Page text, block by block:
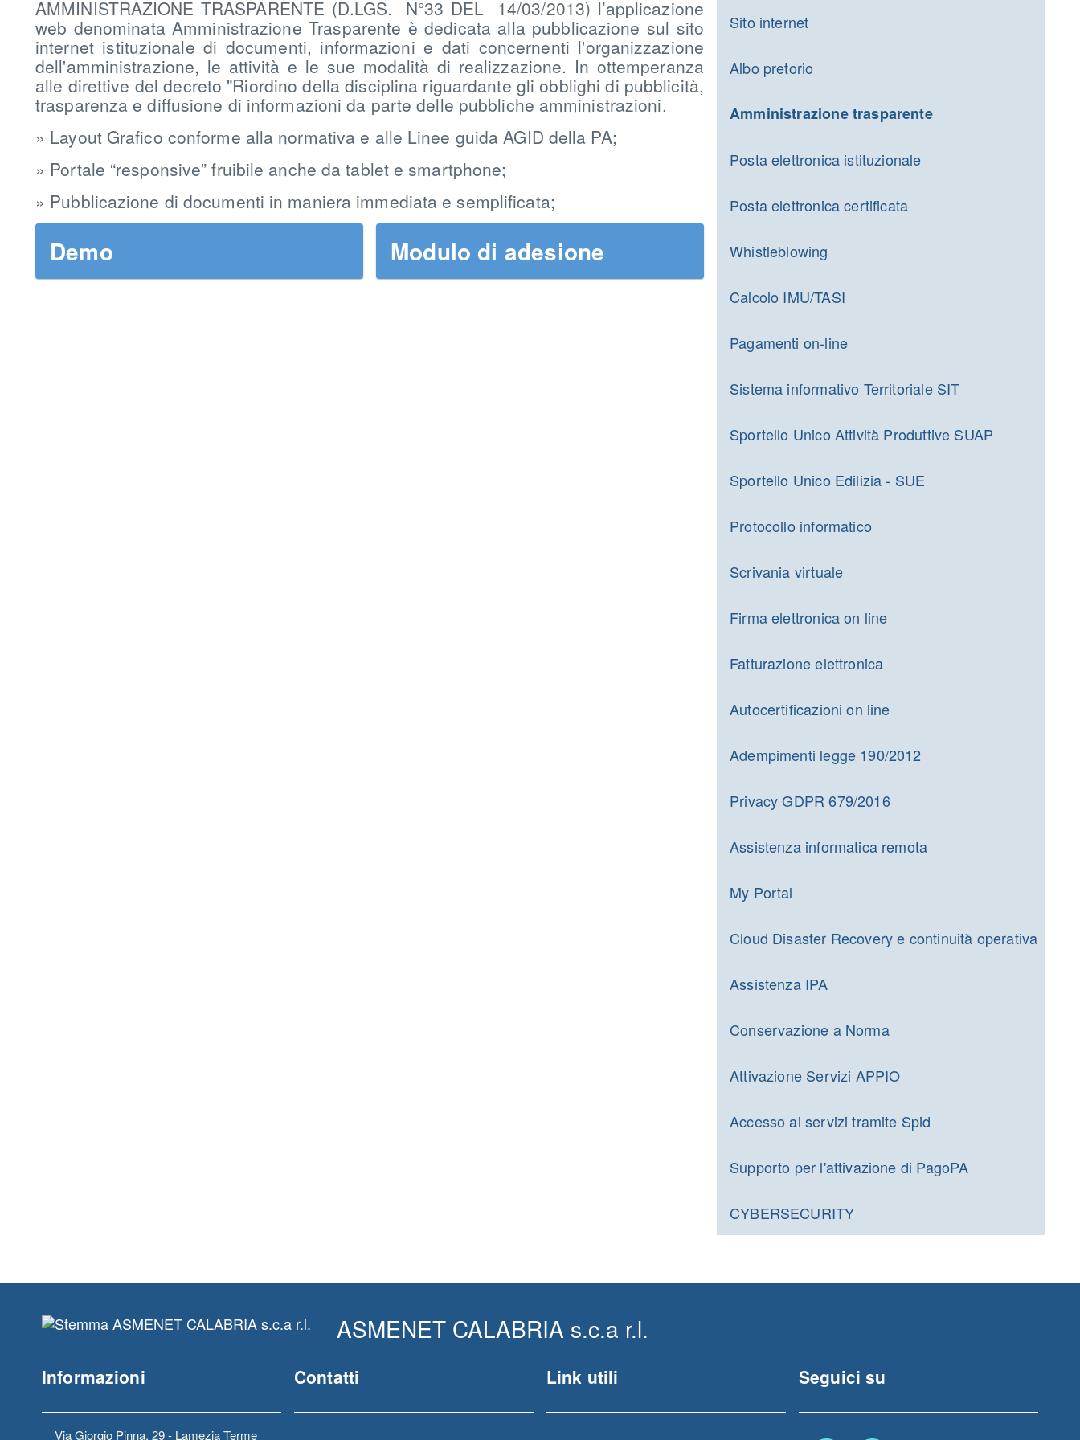
AMMINISTRAZIONE TRASPARENTE (D.LGS. N°33 DEL 14/03/2013) l’applicazione
web denominata Amministrazione Trasparente è dedicata alla pubblicazione sul sito
internet istituzionale di documenti, informazioni e dati concernenti l'organizzazione
dell'amministrazione, le attività e le sue modalità di realizzazione. In ottemperanza
alle direttive del decreto "Riordino della disciplina riguardante gli obblighi di pubblicità,
trasparenza e diffusione di informazioni da parte delle pubbliche amministrazioni.
» Layout Grafico conforme alla normativa e alle Linee guida AGID della PA;
» Portale “responsive” fruibile anche da tablet e smartphone;
» Pubblicazione di documenti in maniera immediata e semplificata;
Demo Modulo di adesione
Sito internet
Albo pretorio
Amministrazione trasparente
Posta elettronica istituzionale
Posta elettronica certificata
Whistleblowing
Calcolo IMU/TASI
Pagamenti on-line
Sistema informativo Territoriale SIT
Sportello Unico Attività Produttive SUAP
Sportello Unico Edilizia - SUE
Protocollo informatico
Scrivania virtuale
Firma elettronica on line
Fatturazione elettronica
Autocertificazioni on line
Adempimenti legge 190/2012
Privacy GDPR 679/2016
Assistenza informatica remota
My Portal
Cloud Disaster Recovery e continuità operativa
Assistenza IPA
Conservazione a Norma
Attivazione Servizi APPIO
Accesso ai servizi tramite Spid
Supporto per l'attivazione di PagoPA
CYBERSECURITY
ASMENET CALABRIA s.c.a r.l.
Informazioni
Via Giorgio Pinna, 29 - Lamezia Terme
Contatti Link utili Seguici su